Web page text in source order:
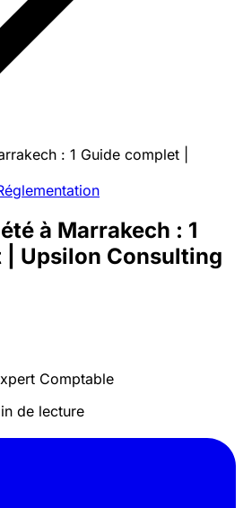
: 1 Guide complet |
à Marrakech : 1
| Upsilon Consulting
Comptable
de lecture